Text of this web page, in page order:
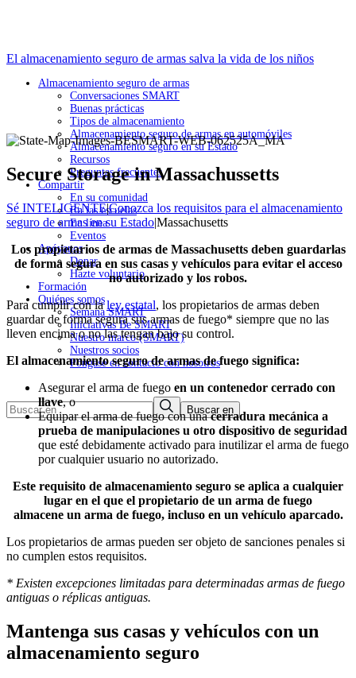
El almacenamiento seguro de armas salva la vida de los niños
Almacenamiento seguro de armas
Conversaciones SMART
Buenas prácticas
Tipos de almacenamiento
Almacenamiento seguro de armas en automóviles
Almacenamiento seguro en su Estado
Recursos
Preguntas frecuentes
Compartir
En su comunidad
En las escuelas
En línea
Eventos
Apóyanos
Donar
Hazte voluntario
Formación
Quiénes somos
Semana SMART
Iniciativas Be SMART
Nuestro marco (SMART)
Nuestros socios
Póngase en contacto con nosotros
Buscar:
Secure Storage in Massachussetts
Sé INTELIGENTE|Conozca los requisitos para el almacenamiento
seguro de armas en su Estado|Massachusetts
Los propietarios de armas de Massachusetts deben guardarlas
de forma segura en sus casas y vehículos para evitar el acceso
no autorizado y los robos.
Para cumplir con laley estatal, los propietarios de armas deben
guardar de forma segura sus armas de fuego* siempre que no las
lleven encima o no las tengan bajo su control.
El almacenamiento seguro de armas de fuego significa:
Asegurar el arma de fuego en un contenedor cerrado con
llave, o
Equipar el arma de fuego con unacerradura mecánica a
prueba de manipulaciones u otro dispositivo de seguridad
que esté debidamente activado para inutilizar el arma de fuego
por cualquier usuario no autorizado.
Este requisito de almacenamiento seguro se aplica a cualquier
lugar en el que el propietario de un arma de fuego
almacene un arma de fuego, incluso en un vehículo aparcado.
Los propietarios de armas pueden ser objeto de sanciones penales si
no cumplen estos requisitos.
* Existen excepciones limitadas para determinadas armas de fuego
antiguas o réplicas antiguas.
Mantenga sus casas y vehículos con un
almacenamiento seguro